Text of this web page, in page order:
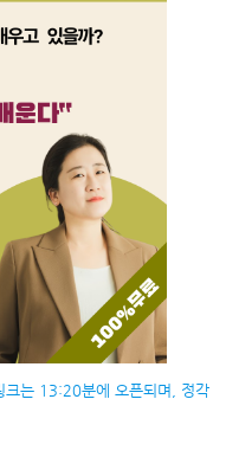
크는 13:20분에 오픈되며, 정각